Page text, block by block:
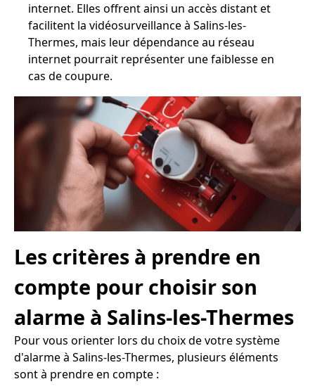
internet. Elles offrent ainsi un accès distant et
facilitent la vidéosurveillance à Salins-les-
Thermes, mais leur dépendance au réseau
internet pourrait représenter une faiblesse en
cas de coupure.
Les critères à prendre en
compte pour choisir son
alarme à Salins-les-Thermes
Pour vous orienter lors du choix de votre système
d'alarme à Salins-les-Thermes, plusieurs éléments
sont à prendre en compte :